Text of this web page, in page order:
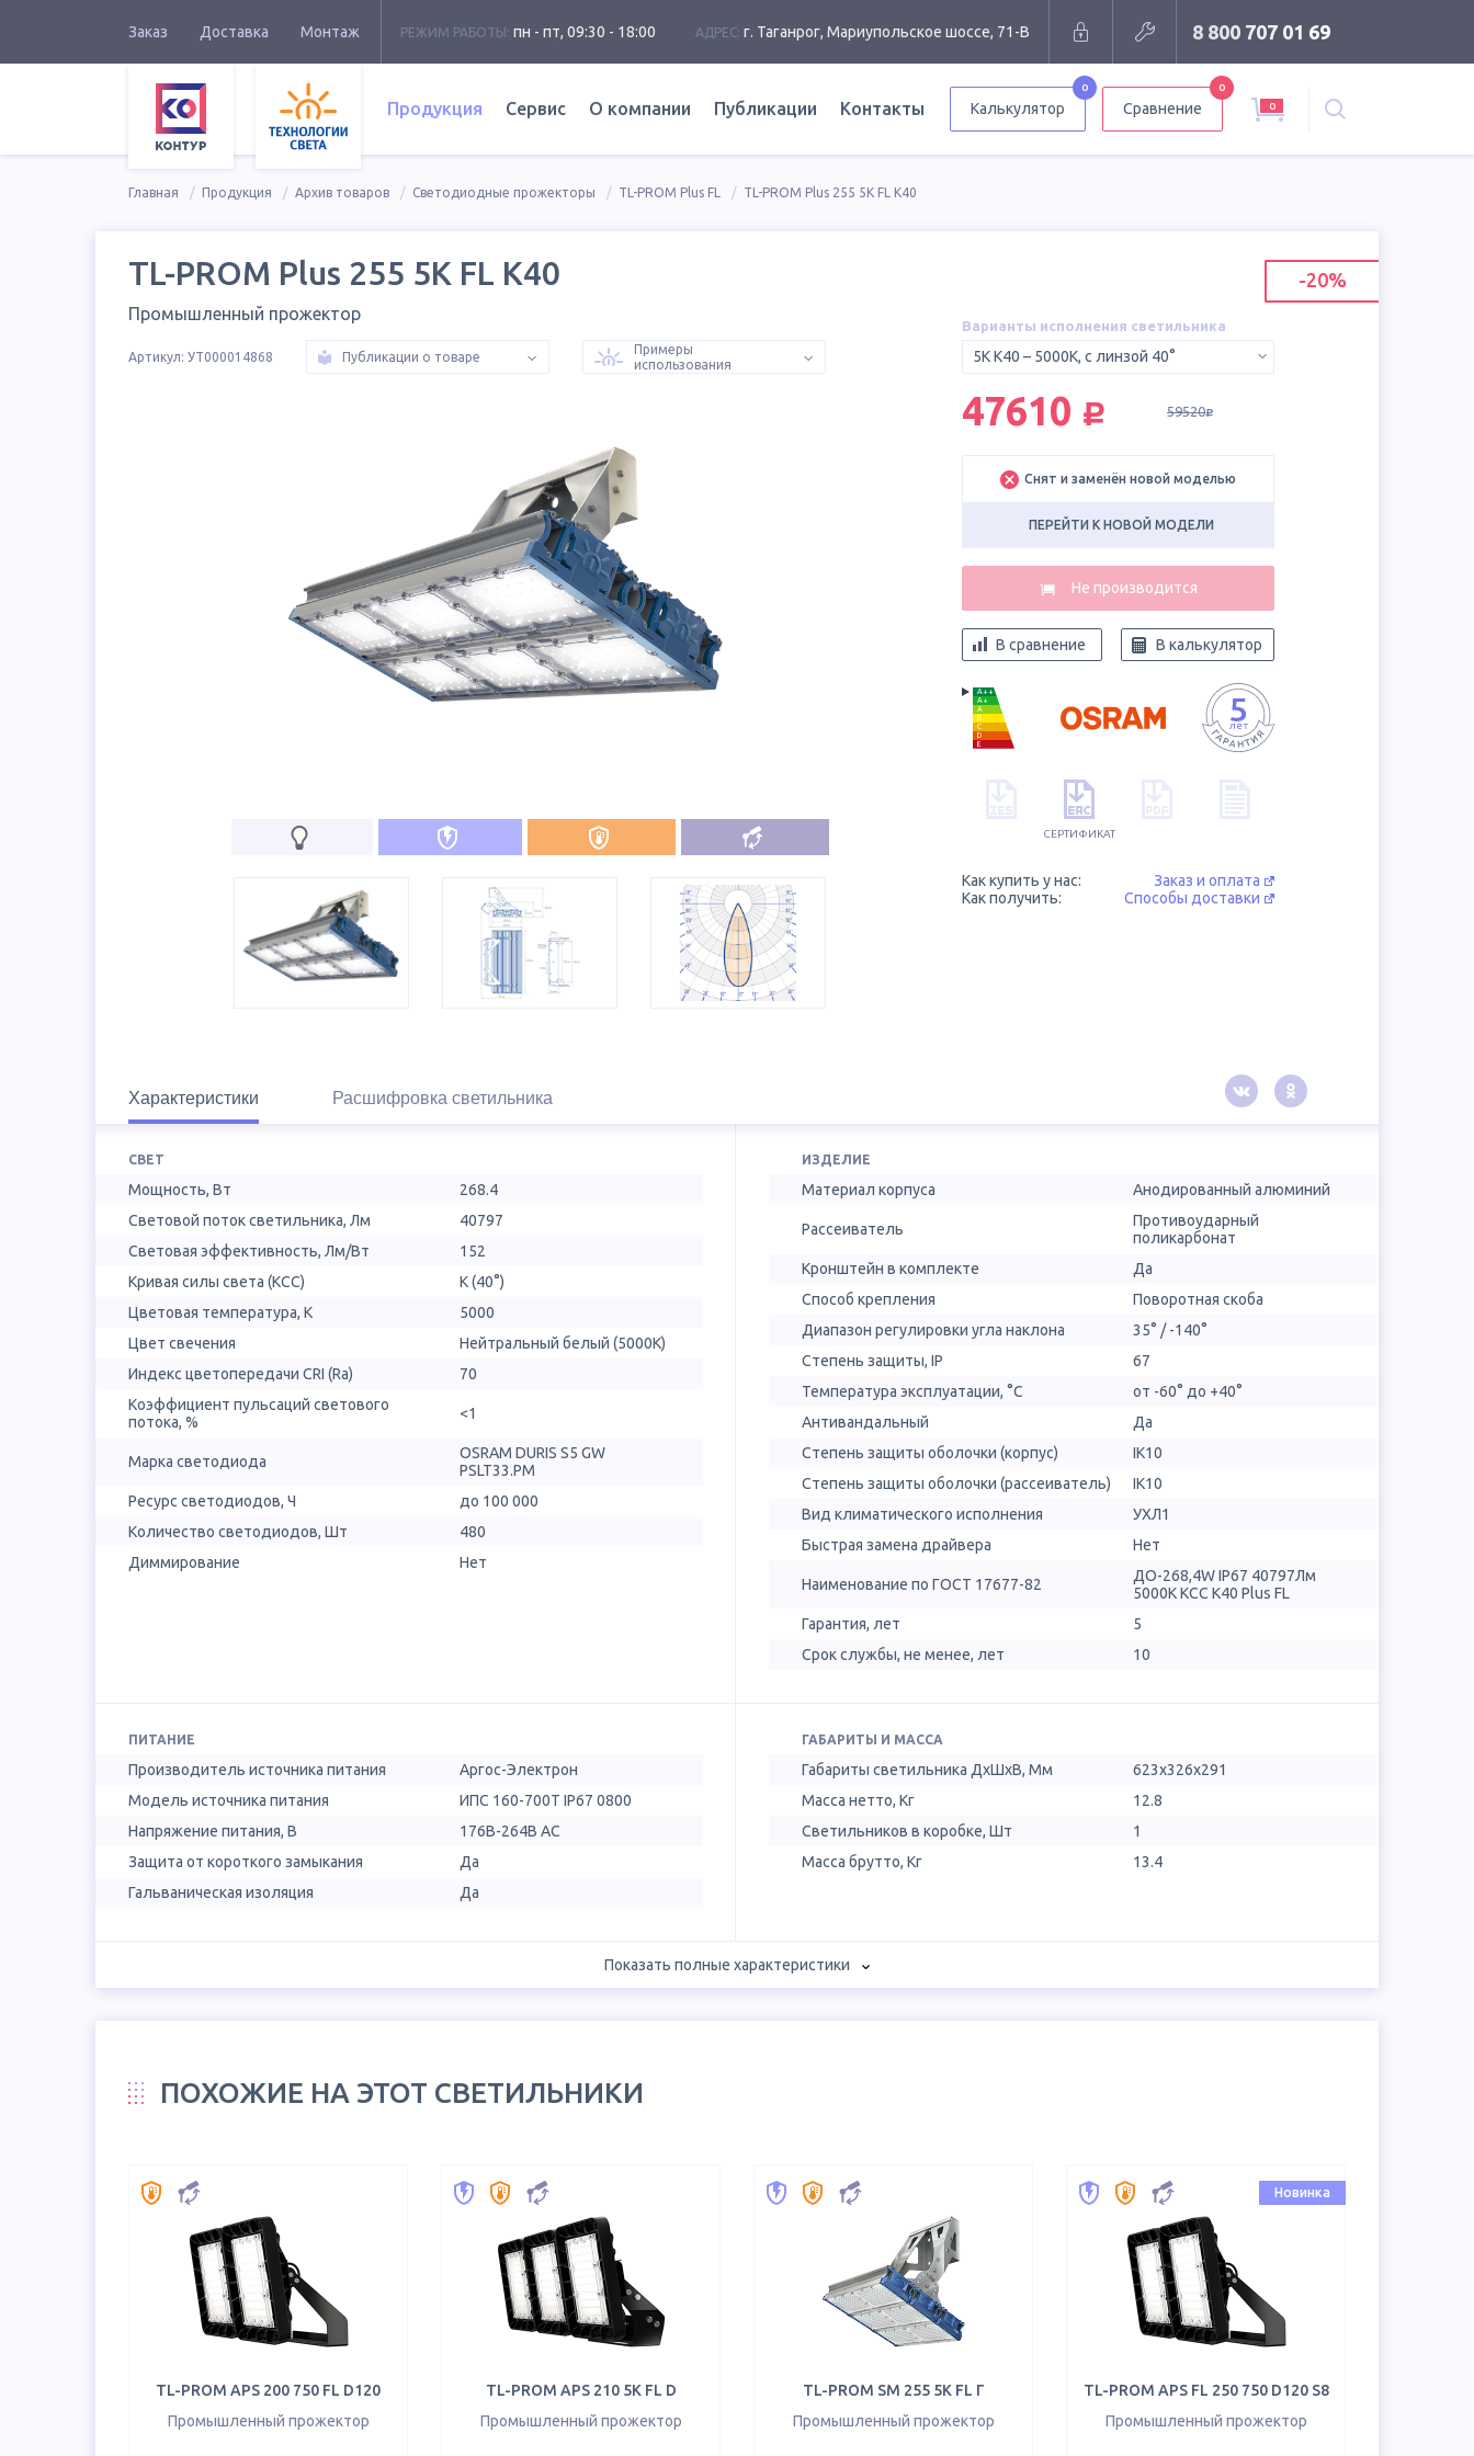
Заказ Доставка Монтаж РЕЖИМ РАБОТЫ: пн - пт, 09:30 - 18:00 АДРЕС: г. Таганрог, Мариупольское шоссе, 71-В 8 800 707 01 69
Продукция Сервис О компании Публикации Контакты Калькулятор
0
Сравнение
0
0
Главная Продукция Архив товаров Светодиодные прожекторы TL-PROM Plus FL TL-PROM Plus 255 5K FL К40
-20%
TL-PROM Plus 255 5K FL К40
Промышленный прожектор
Артикул: УТ000014868 Публикации о товаре
Примеры
использования
Варианты исполнения светильника
5K К40 – 5000K, с линзой 40°
47610 руб. 59520руб.
Снят и заменён новой моделью
ПЕРЕЙТИ К НОВОЙ МОДЕЛИ
В сравнение В калькулятор
A++
A+
A
B
C
D
E
СЕРТИФИКАТ
Как купить у нас:
Заказ и оплата
Как получить:
Способы доставки
Характеристики Расшифровка светильника
СВЕТ
Мощность, Вт
268.4
Световой поток светильника, Лм
40797
Световая эффективность, Лм/Вт
152
Кривая силы света (КСС)
К (40°)
Цветовая температура, К
5000
Цвет свечения
Нейтральный белый (5000К)
Индекс цветопередачи CRI (Ra)
70
Коэффициент пульсаций светового
потока, %
<1
Марка светодиода
OSRAM DURIS S5 GW
PSLT33.PM
Ресурс светодиодов, Ч
до 100 000
Количество светодиодов, Шт
480
Диммирование
Нет
ИЗДЕЛИЕ
Материал корпуса Анодированный алюминий
Рассеиватель
Противоударный
поликарбонат
Кронштейн в комплекте
Да
Способ крепления
Поворотная скоба
Диапазон регулировки угла наклона
35° / -140°
Степень защиты, IP
67
Температура эксплуатации, °С
от -60° до +40°
Антивандальный
Да
Степень защиты оболочки (корпус)
IK10
Степень защиты оболочки (рассеиватель)
IK10
Вид климатического исполнения
УХЛ1
Быстрая замена драйвера
Нет
Наименование по ГОСТ 17677-82
ДО-268,4W IP67 40797Лм
5000К КСС К40 Plus FL
Гарантия, лет
5
Срок службы, не менее, лет
10
ПИТАНИЕ
Производитель источника питания
Аргос-Электрон
Модель источника питания
ИПС 160-700Т IP67 0800
Напряжение питания, В
176B-264B AC
Защита от короткого замыкания
Да
Гальваническая изоляция
Да
ГАБАРИТЫ И МАССА
Габариты светильника ДхШхВ, Мм
623х326х291
Масса нетто, Кг
12.8
Светильников в коробке, Шт
1
Масса брутто, Кг
13.4
Показать полные характеристики
ПОХОЖИЕ НА ЭТОТ СВЕТИЛЬНИКИ
TL-PROM APS 200 750 FL D120
Промышленный прожектор
TL-PROM APS 210 5K FL D
Промышленный прожектор
TL-PROM SM 255 5K FL Г
Промышленный прожектор
Новинка
TL-PROM APS FL 250 750 D120 S8
Промышленный прожектор